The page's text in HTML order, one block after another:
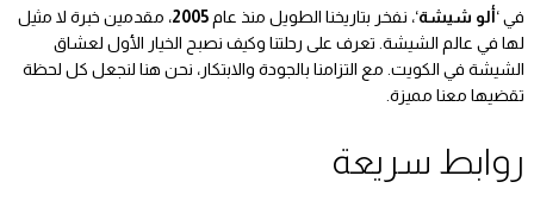
في ‘ألو شيشة‘، نفخر بتاريخنا الطويل منذ عام 2005، مقدمين خبرة لا مثيل
لها في عالم الشيشة. تعرف على رحلتنا وكيف نصبح الخيار الأول لعشاق
الشيشة في الكويت. مع التزامنا بالجودة والابتكار، نحن هنا لنجعل كل لحظة
تقضيها معنا مميزة.
روابط سريعة